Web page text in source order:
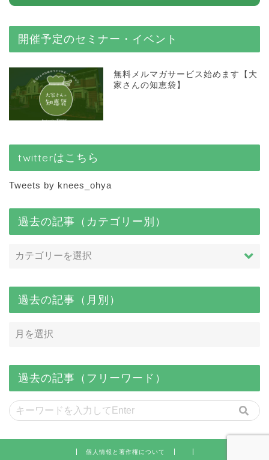
開催予定のセミナー・イベント
無料メルマガサービス始めます【大
家さんの知恵袋】
twitterはこちら
Tweets by knees_ohya
過去の記事（カテゴリー別）
過去の記事（月別）
過去の記事（フリーワード）
個人情報と著作権について